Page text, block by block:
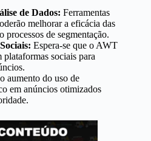
de Dados: Ferramentas
melhorar a eficácia das
processos de segmentação.
Espera-se que o AWT
plataformas sociais para
aumento do uso de
em anúncios otimizados